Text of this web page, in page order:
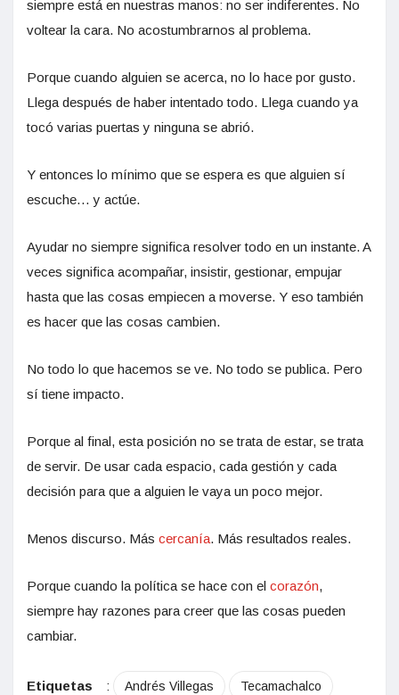
siempre está en nuestras manos: no ser indiferentes. No
voltear la cara. No acostumbrarnos al problema.
Porque cuando alguien se acerca, no lo hace por gusto.
Llega después de haber intentado todo. Llega cuando ya
tocó varias puertas y ninguna se abrió.
Y entonces lo mínimo que se espera es que alguien sí
escuche… y actúe.
Ayudar no siempre significa resolver todo en un instante. A
veces significa acompañar, insistir, gestionar, empujar
hasta que las cosas empiecen a moverse. Y eso también
es hacer que las cosas cambien.
No todo lo que hacemos se ve. No todo se publica. Pero
sí tiene impacto.
Porque al final, esta posición no se trata de estar, se trata
de servir. De usar cada espacio, cada gestión y cada
decisión para que a alguien le vaya un poco mejor.
Menos discurso. Más cercanía. Más resultados reales.
Porque cuando la política se hace con el corazón,
siempre hay razones para creer que las cosas pueden
cambiar.
Etiquetas : Andrés Villegas Tecamachalco